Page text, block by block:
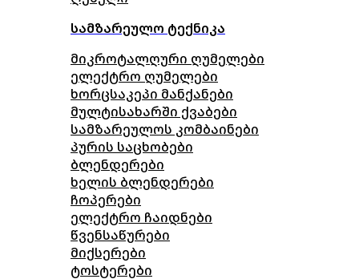
სამზარეულო ტექნიკა
მიკროტალღური ღუმელები
ელექტრო ღუმელები
ხორცსაკეპი მანქანები
მულტისახარში ქვაბები
სამზარეულოს კომბაინები
პურის საცხობები
ბლენდერები
ხელის ბლენდერები
ჩოპერები
ელექტრო ჩაიდნები
წვენსაწურები
მიქსერები
ტოსტერები